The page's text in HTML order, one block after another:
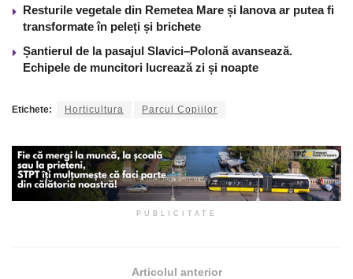
Resturile vegetale din Remetea Mare și Ianova ar putea fi
transformate în peleți și brichete
Șantierul de la pasajul Slavici–Polonă avansează.
Echipele de muncitori lucrează zi și noapte
Etichete: Horticultura Parcul Copiilor
PUBLICITATE
Articolul anterior